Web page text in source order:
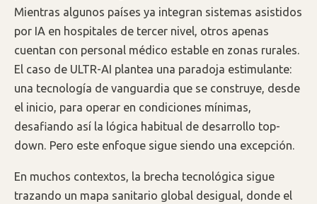
Mientras algunos países ya integran sistemas asistidos
por IA en hospitales de tercer nivel, otros apenas
cuentan con personal médico estable en zonas rurales.
El caso de ULTR-AI plantea una paradoja estimulante:
una tecnología de vanguardia que se construye, desde
el inicio, para operar en condiciones mínimas,
desafiando así la lógica habitual de desarrollo top-
down. Pero este enfoque sigue siendo una excepción.
En muchos contextos, la brecha tecnológica sigue
trazando un mapa sanitario global desigual, donde el